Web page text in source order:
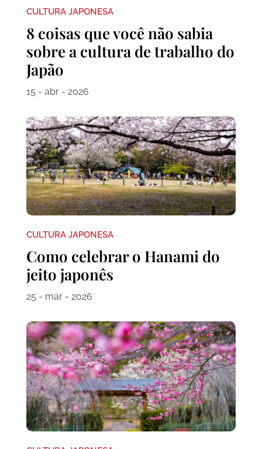
CULTURA JAPONESA
8 coisas que você não sabia
sobre a cultura de trabalho do
Japão
15 - abr - 2026
CULTURA JAPONESA
Como celebrar o Hanami do
jeito japonês
25 - mar - 2026